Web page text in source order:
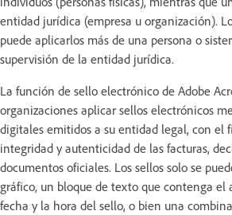
entidad jurídica (empresa u organización).
puede aplicarlos más de una persona o
supervisión de la entidad jurídica.
La función de sello electrónico de Adobe
organizaciones aplicar sellos electrónicos
digitales emitidos a su entidad legal, con el
integridad y autenticidad de las facturas,
documentos oficiales. Los sellos solo se
gráfico, un bloque de texto que contenga el
fecha y la hora del sello, o bien una